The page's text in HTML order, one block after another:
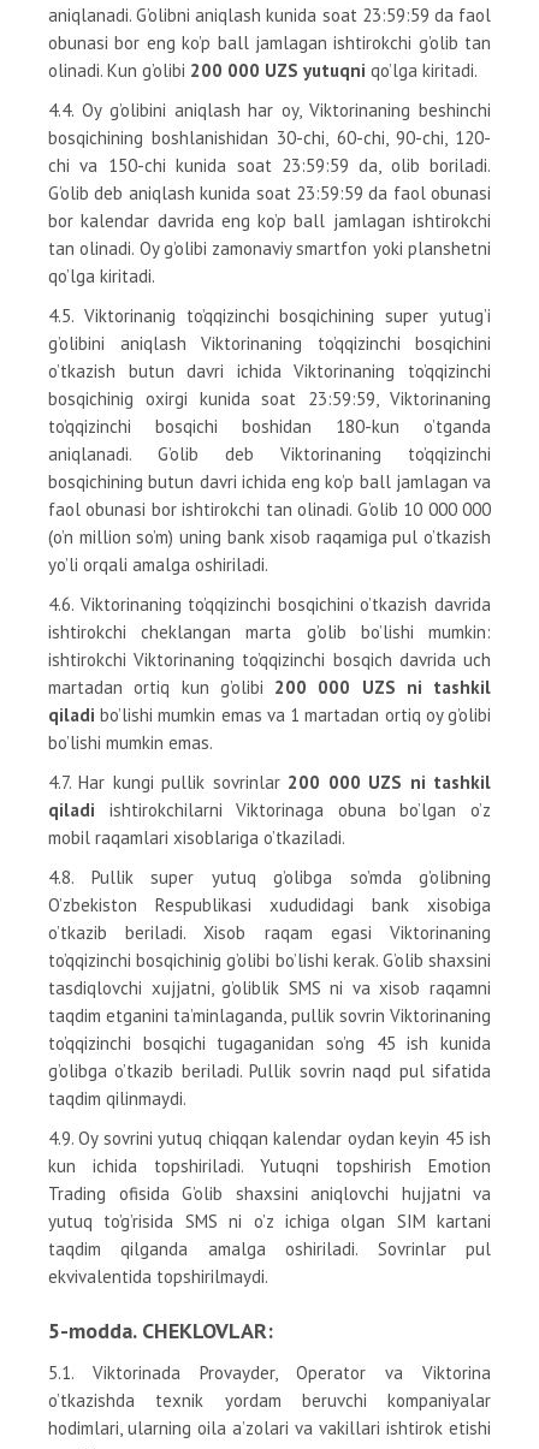
aniqlanadi. G’olibni aniqlash kunida soat 23:59:59 da faol
obunasi bor eng ko’p ball jamlagan ishtirokchi g’olib tan
olinadi. Kun g’olibi 200 000 UZS yutuqni qo’lga kiritadi.
4.4. Oy g’olibini aniqlash har oy, Viktorinaning beshinchi
bosqichining boshlanishidan 30-chi, 60-chi, 90-chi, 120-
chi va 150-chi kunida soat 23:59:59 da, olib boriladi.
G’olib deb aniqlash kunida soat 23:59:59 da faol obunasi
bor kalendar davrida eng ko’p ball jamlagan ishtirokchi
tan olinadi. Oy g’olibi zamonaviy smartfon yoki planshetni
qo’lga kiritadi.
4.5. Viktorinanig to’qqizinchi bosqichining super yutug’i
g’olibini aniqlash Viktorinaning to’qqizinchi bosqichini
o’tkazish butun davri ichida Viktorinaning to’qqizinchi
bosqichinig oxirgi kunida soat 23:59:59, Viktorinaning
to’qqizinchi bosqichi boshidan 180-kun o’tganda
aniqlanadi. G’olib deb Viktorinaning to’qqizinchi
bosqichining butun davri ichida eng ko’p ball jamlagan va
faol obunasi bor ishtirokchi tan olinadi. G’olib 10 000 000
(o’n million so’m) uning bank xisob raqamiga pul o’tkazish
yo’li orqali amalga oshiriladi.
4.6. Viktorinaning to’qqizinchi bosqichini o’tkazish davrida
ishtirokchi cheklangan marta g’olib bo’lishi mumkin:
ishtirokchi Viktorinaning to’qqizinchi bosqich davrida uch
martadan ortiq kun g’olibi 200 000 UZS ni tashkil
qiladi bo’lishi mumkin emas va 1 martadan ortiq oy g’olibi
bo’lishi mumkin emas.
4.7. Har kungi pullik sovrinlar 200 000 UZS ni tashkil
qiladi ishtirokchilarni Viktorinaga obuna bo’lgan o’z
mobil raqamlari xisoblariga o’tkaziladi.
4.8. Pullik super yutuq g’olibga so’mda g’olibning
O’zbekiston Respublikasi xududidagi bank xisobiga
o’tkazib beriladi. Xisob raqam egasi Viktorinaning
to’qqizinchi bosqichinig g’olibi bo’lishi kerak. G’olib shaxsini
tasdiqlovchi xujjatni, g’oliblik SMS ni va xisob raqamni
taqdim etganini ta’minlaganda, pullik sovrin Viktorinaning
to’qqizinchi bosqichi tugaganidan so’ng 45 ish kunida
g’olibga o’tkazib beriladi. Pullik sovrin naqd pul sifatida
taqdim qilinmaydi.
4.9. Oy sovrini yutuq chiqqan kalendar oydan keyin 45 ish
kun ichida topshiriladi. Yutuqni topshirish Emotion
Trading ofisida G’olib shaxsini aniqlovchi hujjatni va
yutuq to’g’risida SMS ni o’z ichiga olgan SIM kartani
taqdim qilganda amalga oshiriladi. Sovrinlar pul
ekvivalentida topshirilmaydi.
5-modda. CHEKLOVLAR:
5.1. Viktorinada Provayder, Operator va Viktorina
o’tkazishda texnik yordam beruvchi kompaniyalar
hodimlari, ularning oila a’zolari va vakillari ishtirok etishi